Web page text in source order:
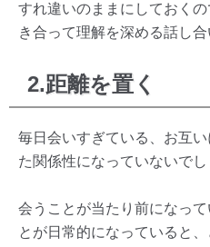
すれ違いのままにしておく
き合って理解を深める話し
2.距離を置く
毎日会いすぎている、お互
た関係性になっていないでし
会うことが当たり前になっ
とが日常的になっていると